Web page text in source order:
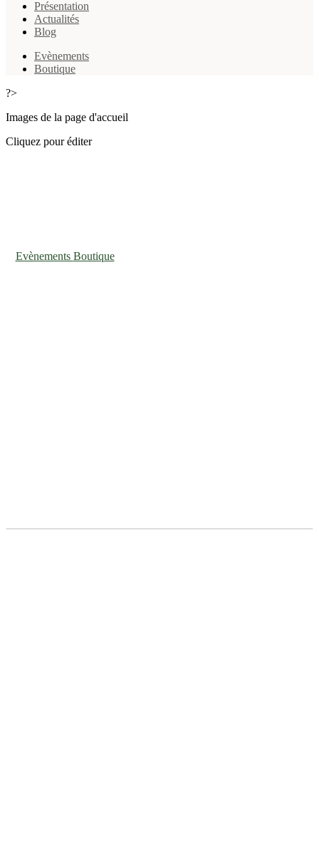
Présentation
Actualités
Blog
Evènements
Boutique
?>
Images de la page d'accueil
Cliquez pour éditer
Evènements Boutique